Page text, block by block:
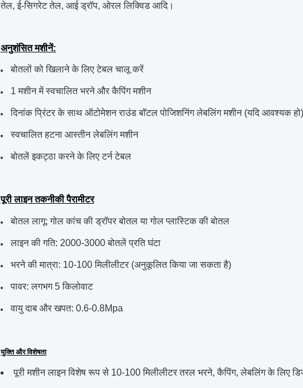
तेल, ई-सिगरेट तेल, आई ड्रॉप, ओरल लिक्विड आदि।
अनुशंसित मशीनें:
बोतलों को खिलाने के लिए टेबल चालू करें
1 मशीन में स्वचालित भरने और कैपिंग मशीन
दिनांक प्रिंटर के साथ ऑटोमेशन राउंड बॉटल पोजिशनिंग लेबलिंग मशीन (यदि आवश्यक हो)
स्वचालित हटना आस्तीन लेबलिंग मशीन
बोतलें इकट्ठा करने के लिए टर्न टेबल
पूरी लाइन तकनीकी पैरामीटर
बोतल लागू: गोल कांच की ड्रॉपर बोतल या गोल प्लास्टिक की बोतल
लाइन की गति: 2000-3000 बोतलें प्रति घंटा
भरने की मात्रा: 10-100 मिलीलीटर (अनुकूलित किया जा सकता है)
पावर: लगभग 5 किलोवाट
वायु दाब और खपत: 0.6-0.8Mpa
युक्ति और विशेषता
पूरी मशीन लाइन विशेष रूप से 10-100 मिलीलीटर तरल भरने, कैपिंग, लेबलिंग के लिए